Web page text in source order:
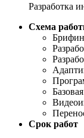
Разработка
Схема
Срок работ